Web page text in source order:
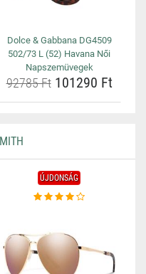
Dolce & Gabbana DG4509
502/73 L (52) Havana Női
Napszemüvegek
92785 Ft101290 Ft
ÚJDONSÁG